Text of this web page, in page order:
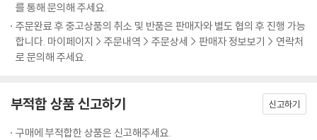
를 통해 문의해 주세요.
주문완료 후 중고상품의 취소 및 반품은 판매자와 별도 협의 후 진행 가능
합니다. 마이페이지 > 주문내역 > 주문상세 > 판매자 정보보기 > 연락처
로 문의해 주세요.
부적합 상품 신고하기 신고하기
구매에 부적합한 상품은 신고해주세요.